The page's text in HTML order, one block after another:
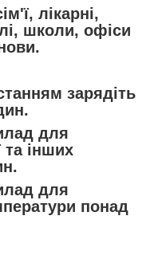
лікарні,
школи, офіси
зарядіть
для
та інших
для
понад